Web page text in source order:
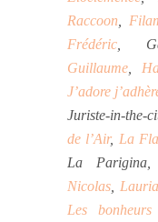
Raccoon
Frédéric ,
Guillaume
J’adore
Juriste-in-the-
de l’Air, La
La Parigina,
Nicolas
Les